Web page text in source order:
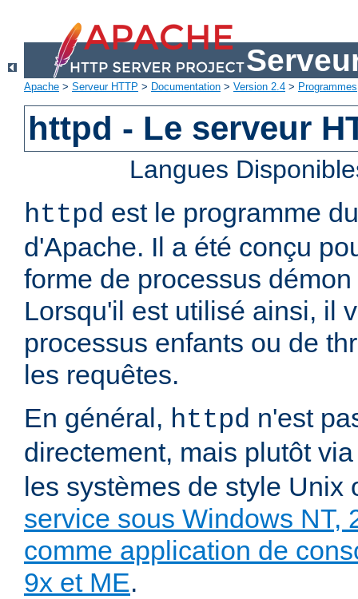
Apache > Serveur HTTP > Documentation > Version 2.4 > Programmes
httpd - Le serveur
Langues
httpd est le programme
d'Apache. Il a été conçu
forme de processus
Lorsqu'il est utilisé ainsi, il
processus enfants ou de
les requêtes.
En général, httpd n'est
directement, mais plutôt
les systèmes de style Unix
service sous Windows NT,
comme application de
9x et ME.